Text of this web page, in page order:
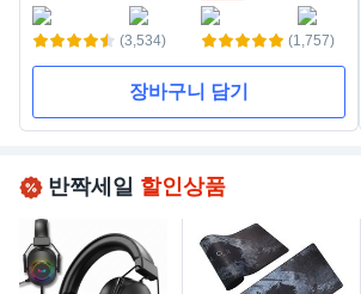
(3,534) (1,757)
장바구니 담기
반짝세일 할인상품